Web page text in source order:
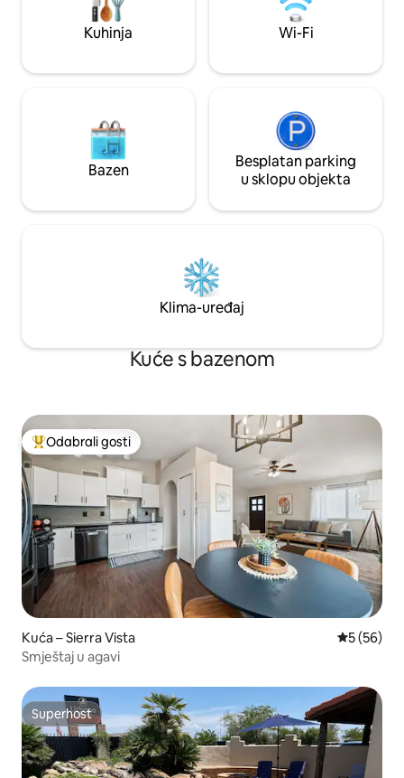
Opustite se na trijemu ili se okupite u
prostranim unutarnjim prostorijama.
Ugodan i srdačan smještaj u kojem će se
Uživajte u
Broj dozvole za
Kuhinja Wi-Fi
Bazen
Besplatan parking
u sklopu objekta
Klima-uređaj
Kuće s bazenom
Među najviše rangiranima s oznakom „Odabrali gosti”
Odabrali gosti
Kuća – Sierra Vista Prosječna
5 (56)
Smještaj u agavi
Superhost
Superhost